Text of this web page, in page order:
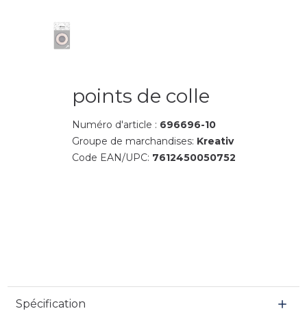
points de colle
Numéro d'article : 696696-10
Groupe de marchandises: Kreativ
Code EAN/UPC: 7612450050752
Spécification